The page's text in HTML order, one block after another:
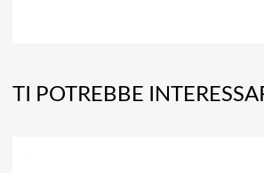
TI POTREBBE